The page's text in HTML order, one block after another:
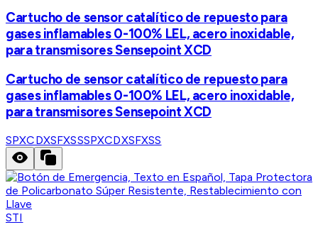
Cartucho de sensor catalítico de repuesto para
gases inflamables 0-100% LEL, acero inoxidable,
para transmisores Sensepoint XCD
Cartucho de sensor catalítico de repuesto para
gases inflamables 0-100% LEL, acero inoxidable,
para transmisores Sensepoint XCD
SPXCDXSFXSSSPXCDXSFXSS
STI